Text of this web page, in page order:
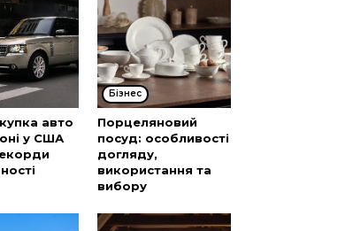
авто
у США
Бізнес
Порцеляновий
посуд: особливості
догляду,
використання та
вибору